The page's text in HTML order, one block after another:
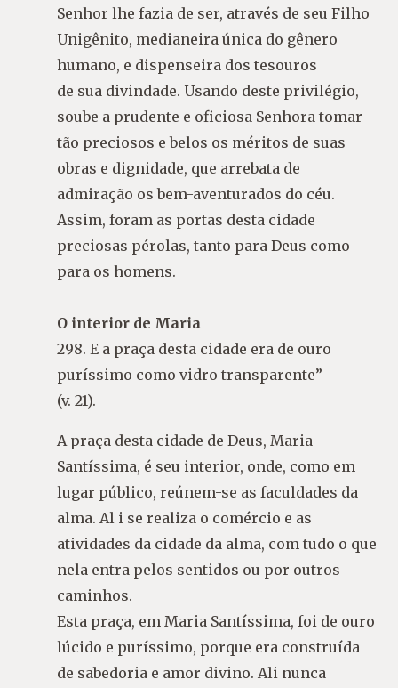
Senhor lhe fazia de ser, através de seu Filho
Unigênito, medianeira única do gênero
humano, e dispenseira dos tesouros
de sua divindade. Usando deste privilégio,
soube a prudente e oficiosa Senhora tomar
tão preciosos e belos os méritos de suas
obras e dignidade, que arrebata de
admiração os bem-aventurados do céu.
Assim, foram as portas desta cidade
preciosas pérolas, tanto para Deus como
para os homens.
O interior de Maria
298. E a praça desta cidade era de ouro
puríssimo como vidro transparente”
(v. 21).
A praça desta cidade de Deus, Maria
Santíssima, é seu interior, onde, como em
lugar público, reúnem-se as faculdades da
alma. Al i se realiza o comércio e as
atividades da cidade da alma, com tudo o que
nela entra pelos sentidos ou por outros
caminhos.
Esta praça, em Maria Santíssima, foi de ouro
lúcido e puríssimo, porque era construída
de sabedoria e amor divino. Ali nunca